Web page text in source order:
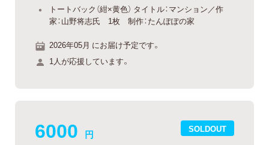
トートバック（紺×黄色） タイトル：マンション／作
家：山野将志氏 1枚 制作：たんぽぽの家
2026年05月 にお届け予定です。
1人が応援しています。
SOLDOUT
6000 円